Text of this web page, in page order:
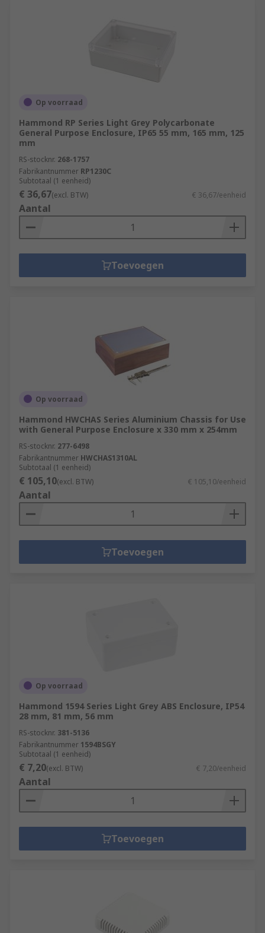
Op voorraad
Hammond RP Series Light Grey Polycarbonate
General Purpose Enclosure, IP65 55 mm, 165 mm, 125
mm
RS-stocknr. 268-1757
Fabrikantnummer RP1230C
Subtotaal (1 eenheid)
€ 36,67(excl. BTW) € 36,67/eenheid
Aantal
Toevoegen
Op voorraad
Hammond HWCHAS Series Aluminium Chassis for Use
with General Purpose Enclosure x 330 mm x 254mm
RS-stocknr. 277-6498
Fabrikantnummer HWCHAS1310AL
Subtotaal (1 eenheid)
€ 105,10(excl. BTW) € 105,10/eenheid
Aantal
Toevoegen
Op voorraad
Hammond 1594 Series Light Grey ABS Enclosure, IP54
28 mm, 81 mm, 56 mm
RS-stocknr. 381-5136
Fabrikantnummer 1594BSGY
Subtotaal (1 eenheid)
€ 7,20(excl. BTW) € 7,20/eenheid
Aantal
Toevoegen